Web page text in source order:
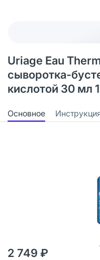
Uriage Eau
сыворотка-
кислотой 30 мл
Основное
2 749 ₽